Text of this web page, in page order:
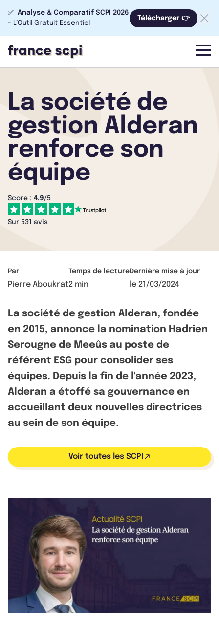
✅ Analyse & Comparatif SCPI 2026
- L’Outil Gratuit Essentiel
Télécharger 👉
menu
La société de
gestion Alderan
renforce son
équipe
Score : 4.9/5
Sur 531 avis
Par
Pierre Aboukrat
Temps de lecture
2 min
Dernière mise à jour
le 21/03/2024
La société de gestion Alderan, fondée
en 2015, annonce la nomination Hadrien
Serougne de Meeûs au poste de
référent ESG pour consolider ses
équipes. Depuis la fin de l'année 2023,
Alderan a étoffé sa gouvernance en
accueillant deux nouvelles directrices
au sein de son équipe.
Voir toutes les SCPI